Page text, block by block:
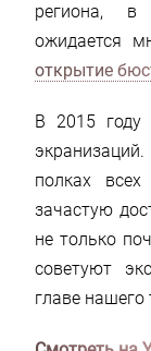
региона, в
ожидается
открытие
В 2015 году
полках
зачастую
не только
советуют
главе